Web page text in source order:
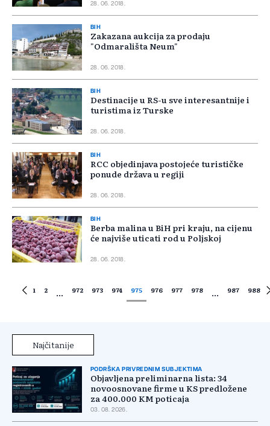
28. 06. 2018.
BIH
Zakazana aukcija za prodaju
"Odmarališta Neum"
28. 06. 2018.
BIH
Destinacije u RS-u sve interesantnije i
turistima iz Turske
28. 06. 2018.
BIH
RCC objedinjava postojeće turističke
ponude država u regiji
28. 06. 2018.
BIH
Berba malina u BiH pri kraju, na cijenu
će najviše uticati rod u Poljskoj
28. 06. 2018.
1 2 ... 972 973 974 975 976 977 978 ... 987 988
Najčitanije
PODRŠKA PRIVREDNIM SUBJEKTIMA
Objavljena preliminarna lista: 34
novoosnovane firme u KS predložene
za 400.000 KM poticaja
03. 08. 2026.